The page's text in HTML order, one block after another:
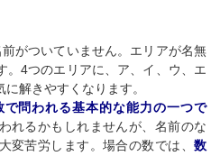
がついていません。エリアが名無
。4つのエリアに、ア、イ、ウ、エ
解きやすくなります。
問われる基本的な能力の一つで
れるかもしれませんが、名前のな
変苦労します。場合の数では、 数